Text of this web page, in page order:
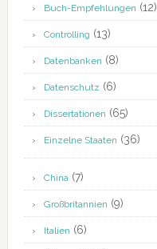
Buch-Empfehlungen (12)
Controlling (13)
Datenbanken (8)
Datenschutz (6)
Dissertationen (65)
Einzelne Staaten (36)
China(7)
Großbritannien (9)
Italien (6)